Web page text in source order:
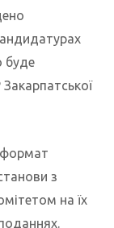
буде
формат
з
на їх